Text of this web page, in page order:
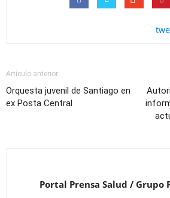
Artículo anterior
Orquesta juvenil de Santiago en
ex Posta Central
Portal Prensa Salud / Grupo